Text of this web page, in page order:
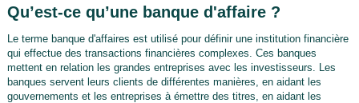
Qu’est-ce qu’une banque d'affaire ?
Le terme banque d'affaires est utilisé pour définir une institution financière
qui effectue des transactions financières complexes. Ces banques
mettent en relation les grandes entreprises avec les investisseurs. Les
banques servent leurs clients de différentes manières, en aidant les
gouvernements et les entreprises à émettre des titres, en aidant les